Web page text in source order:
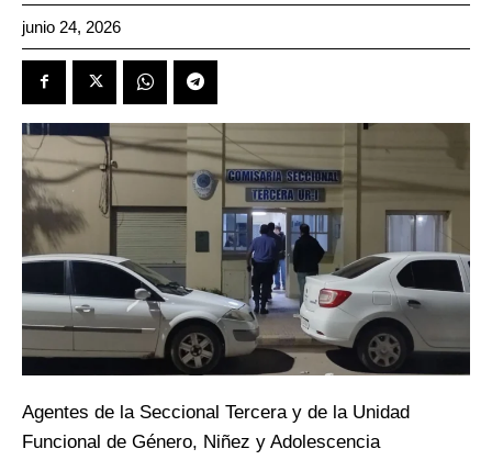
junio 24, 2026
Agentes de la Seccional Tercera y de la Unidad
Funcional de Género, Niñez y Adolescencia